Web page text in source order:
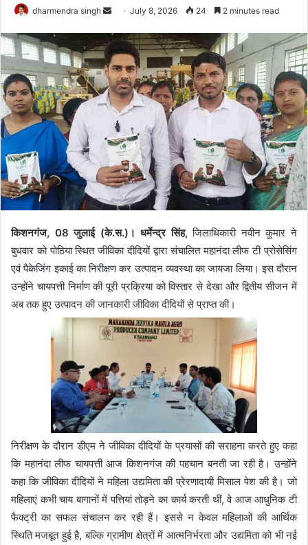
dharmendra singh
Send
email
July 8, 2026 24 2 minutes read
किशनगंज, 08 जुलाई (के.स.)। धर्मेन्द्र सिंह, जिलाधिकारी नवीन कुमार ने
बुधवार को पोठिया स्थित जीविका दीदियों द्वारा संचालित महानंदा लीफ टी प्रोसेसिंग
एवं पैकेजिंग इकाई का निरीक्षण कर उत्पादन व्यवस्था का जायजा लिया। इस दौरान
उन्होंने चायपत्ती निर्माण की पूरी प्रक्रिया को विस्तार से देखा और द्वितीय सीजन में
अब तक हुए उत्पादन की जानकारी जीविका दीदियों से प्राप्त की।
निरीक्षण के दौरान डीएम ने जीविका दीदियों के प्रयासों की सराहना करते हुए कहा
कि महानंदा लीफ चायपत्ती आज किशनगंज की पहचान बनती जा रही है। उन्होंने
कहा कि जीविका दीदियों ने महिला उद्यमिता की प्रेरणादायी मिसाल पेश की है। जो
महिलाएं कभी चाय बागानों में पत्तियां तोड़ने का कार्य करती थीं, वे आज आधुनिक टी
फैक्ट्री का सफल संचालन कर रही हैं। इससे न केवल महिलाओं की आर्थिक
स्थिति मजबूत हुई है, बल्कि ग्रामीण क्षेत्रों में आत्मनिर्भरता और उद्यमिता को भी नई